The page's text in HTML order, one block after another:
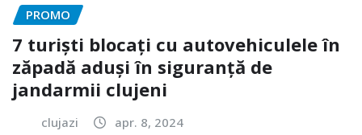
PROMO
7 turiști blocați cu autovehiculele în
zăpadă aduși în siguranță de
jandarmii clujeni
clujazi apr. 8, 2024